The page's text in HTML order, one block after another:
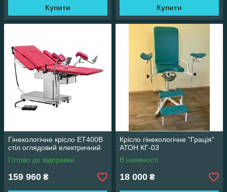
Купити Купити
Гінекологічне крісло ЕТ400В
стіл оглядовий електричний
Готово до відправки
159 960 ₴
Крісло гінекологічне "Грація"
АТОН КГ-03
В наявності
18 000 ₴